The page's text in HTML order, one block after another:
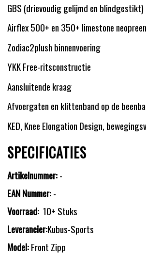
GBS (drievoudig gelijmd en blindgestikt)
Airflex 500+ en 350+ limestone neopreen
Zodiac2plush binnenvoering
YKK Free-ritsconstructie
Aansluitende kraag
Afvoergaten en klittenband op de
KED, Knee Elongation Design,
SPECIFICATIES
Artikelnummer:-
EAN Nummer:-
Voorraad: 10+ Stuks
Leverancier:Kubus-Sports
Model:Front Zipp